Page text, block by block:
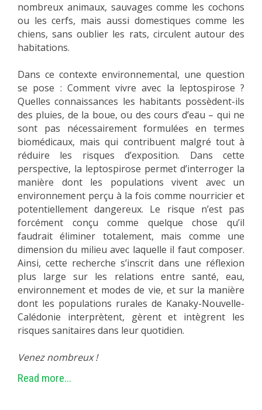
nombreux animaux, sauvages comme les cochons
ou les cerfs, mais aussi domestiques comme les
chiens, sans oublier les rats, circulent autour des
habitations.
Dans ce contexte environnemental, une question
se pose : Comment vivre avec la leptospirose ?
Quelles connaissances les habitants possèdent-ils
des pluies, de la boue, ou des cours d’eau – qui ne
sont pas nécessairement formulées en termes
biomédicaux, mais qui contribuent malgré tout à
réduire les risques d’exposition. Dans cette
perspective, la leptospirose permet d’interroger la
manière dont les populations vivent avec un
environnement perçu à la fois comme nourricier et
potentiellement dangereux. Le risque n’est pas
forcément conçu comme quelque chose qu’il
faudrait éliminer totalement, mais comme une
dimension du milieu avec laquelle il faut composer.
Ainsi, cette recherche s’inscrit dans une réflexion
plus large sur les relations entre santé, eau,
environnement et modes de vie, et sur la manière
dont les populations rurales de Kanaky-Nouvelle-
Calédonie interprètent, gèrent et intègrent les
risques sanitaires dans leur quotidien.
Venez nombreux !
Read more...